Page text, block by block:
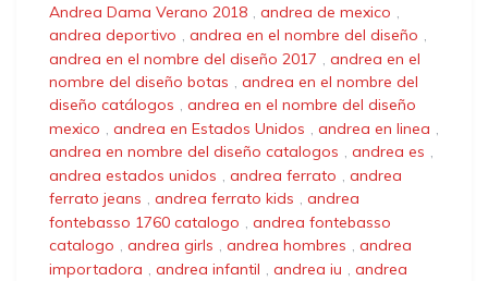
Andrea Dama Verano 2018
andrea de mexico
andrea deportivo , andrea en el nombre del diseño ,
andrea en el nombre del diseño 2017
andrea en el
nombre del diseño botas , andrea en el nombre del
diseño catálogos , andrea en el nombre del diseño
mexico , andrea en Estados Unidos , andrea en linea ,
andrea en nombre del diseño catalogos , andrea es ,
andrea estados unidos , andrea ferrato , andrea
ferrato jeans , andrea ferrato kids , andrea
fontebasso 1760 catalogo , andrea fontebasso
catalogo , andrea girls , andrea hombres , andrea
importadora , andrea infantil , andrea iu , andrea